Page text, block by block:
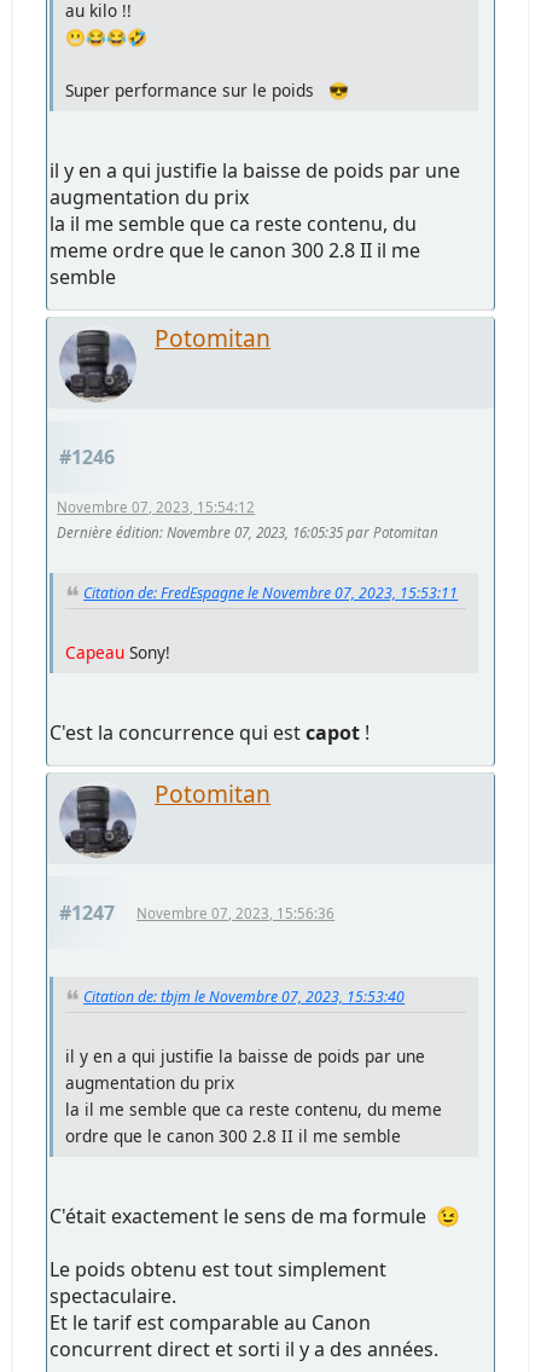
au kilo !!
😬😂😂🤣
Super performance sur le poids 😎
il y en a qui justifie la baisse de poids par une
augmentation du prix
la il me semble que ca reste contenu, du
meme ordre que le canon 300 2.8 II il me
semble
Potomitan
#1246
Novembre 07, 2023, 15:54:12
Dernière édition: Novembre 07, 2023, 16:05:35 par Potomitan
Citation de: FredEspagne le Novembre 07, 2023, 15:53:11
Capeau Sony!
C'est la concurrence qui estcapot !
Potomitan
#1247 Novembre 07, 2023, 15:56:36
Citation de: tbjm le Novembre 07, 2023, 15:53:40
il y en a qui justifie la baisse de poids par une
augmentation du prix
la il me semble que ca reste contenu, du meme
ordre que le canon 300 2.8 II il me semble
C'était exactement le sens de ma formule 😉
Le poids obtenu est tout simplement
spectaculaire.
Et le tarif est comparable au Canon
concurrent direct et sorti il y a des années.